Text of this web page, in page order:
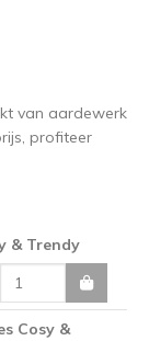
van aardewerk
profiteer
& Trendy
Cosy &